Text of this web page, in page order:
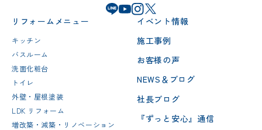
リフォームメニュー
キッチン
バスルーム
洗面化粧台
トイレ
外壁・屋根塗装
LDK リフォーム
増改築・減築・リノベーション
イベント情報
施工事例
お客様の声
NEWS＆ブログ
社長ブログ
『ずっと安心』通信